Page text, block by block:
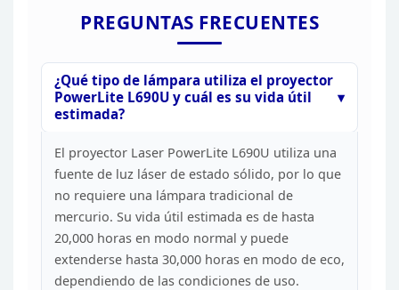
PREGUNTAS FRECUENTES
¿Qué tipo de lámpara utiliza el proyector
PowerLite L690U y cuál es su vida útil
estimada?
El proyector Laser PowerLite L690U utiliza una
fuente de luz láser de estado sólido, por lo que
no requiere una lámpara tradicional de
mercurio. Su vida útil estimada es de hasta
20,000 horas en modo normal y puede
extenderse hasta 30,000 horas en modo de eco,
dependiendo de las condiciones de uso.